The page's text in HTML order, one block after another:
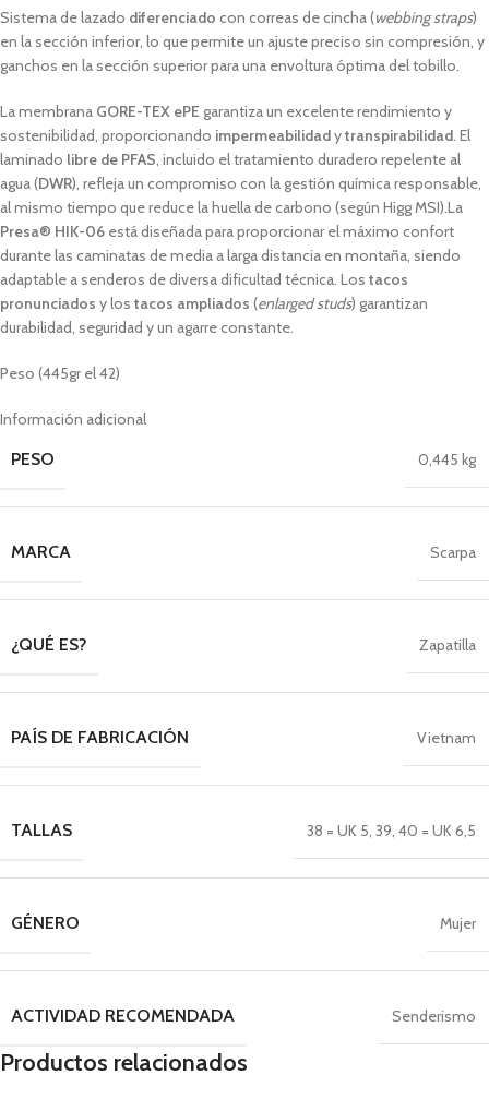
Sistema de lazado diferenciado con correas de cincha (webbing straps)
en la sección inferior, lo que permite un ajuste preciso sin compresión, y
ganchos en la sección superior para una envoltura óptima del tobillo.
La membrana GORE-TEX ePE garantiza un excelente rendimiento y
sostenibilidad, proporcionando impermeabilidadytranspirabilidad. El
laminado libre de PFAS, incluido el tratamiento duradero repelente al
agua (DWR), refleja un compromiso con la gestión química responsable,
al mismo tiempo que reduce la huella de carbono (según Higg MSI).La
Presa® HIK-06 está diseñada para proporcionar el máximo confort
durante las caminatas de media a larga distancia en montaña, siendo
adaptable a senderos de diversa dificultad técnica. Los tacos
pronunciados y los tacos ampliados (enlarged studs) garantizan
durabilidad, seguridad y un agarre constante.
Peso (445gr el 42)
Información adicional
PESO 0,445 kg
MARCA Scarpa
¿QUÉ ES? Zapatilla
PAÍS DE FABRICACIÓN Vietnam
TALLAS 38 = UK 5, 39, 40 = UK 6,5
GÉNERO Mujer
ACTIVIDAD RECOMENDADA Senderismo
Productos relacionados